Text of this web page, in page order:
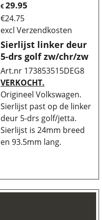
€29.95
€24.75
excl Verzendkosten
Sierlijst linker deur
5-drs golf zw/chr/zw
Art.nr 173853515DEG8
VERKOCHT.
Origineel Volkswagen.
Sierlijst past op de linker
deur 5-drs golf/jetta.
Sierlijst is 24mm breed
en 93.5mm lang.